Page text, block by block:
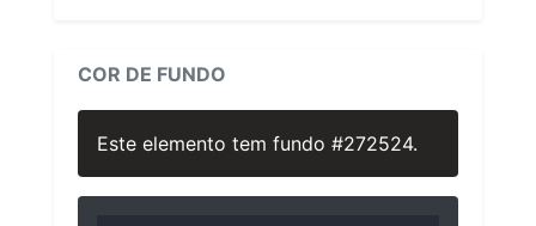
COR DE FUNDO
Este elemento tem fundo #272524.